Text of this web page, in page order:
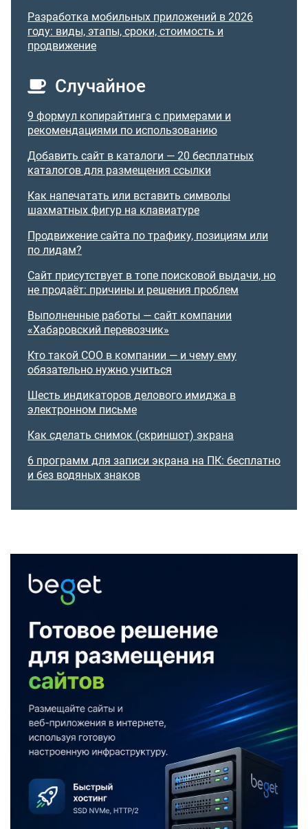
Разработка мобильных приложений в 2026
году: виды, этапы, сроки, стоимость и
продвижение
Случайное
9 формул копирайтинга с примерами и
рекомендациями по использованию
Добавить сайт в каталоги — 20 бесплатных
каталогов для размещения ссылки
Как напечатать или вставить символы
шахматных фигур на клавиатуре
Продвижение сайта по трафику, позициям или
по лидам?
Сайт присутствует в топе поисковой выдачи, но
не продаёт: причины и решения проблем
Выполненные работы — сайт компании
«Хабаровский перевозчик»
Кто такой COO в компании — и чему ему
обязательно нужно учиться
Шесть индикаторов делового имиджа в
электронном письме
Как сделать снимок (скриншот) экрана
6 программ для записи экрана на ПК: бесплатно
и без водяных знаков